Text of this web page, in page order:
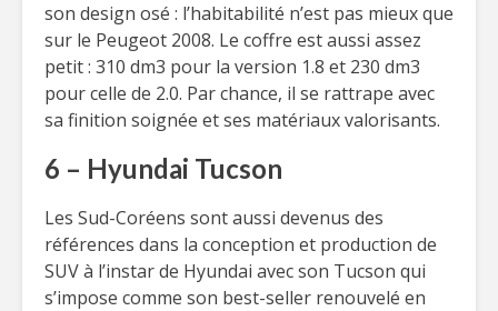
son design osé : l’habitabilité n’est pas mieux que
sur le Peugeot 2008. Le coffre est aussi assez
petit : 310 dm3 pour la version 1.8 et 230 dm3
pour celle de 2.0. Par chance, il se rattrape avec
sa finition soignée et ses matériaux valorisants.
6 – Hyundai Tucson
Les Sud-Coréens sont aussi devenus des
références dans la conception et production de
SUV à l’instar de Hyundai avec son Tucson qui
s’impose comme son best-seller renouvelé en